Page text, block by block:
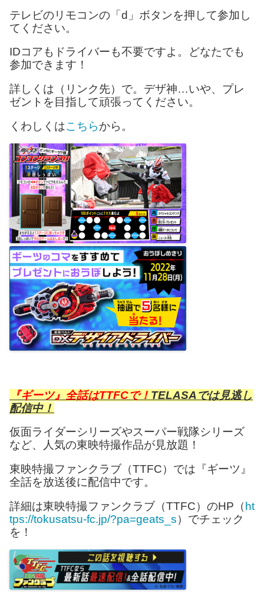
テレビのリモコンの「d」ボタンを押して参加し
てください。
IDコアもドライバーも不要ですよ。どなたでも
参加できます！
詳しくは（リンク先）で。デザ神…いや、プレ
ゼントを目指して頑張ってください。
くわしくはこちらから。
『ギーツ』全話はTTFCで！ TELASAでは見逃し
配信中！
仮面ライダーシリーズやスーパー戦隊シリーズ
など、人気の東映特撮作品が見放題！
東映特撮ファンクラブ（TTFC）では『ギーツ』
全話を放送後に配信中です。
詳細は東映特撮ファンクラブ（TTFC）のHP（ht
tps://tokusatsu-fc.jp/?pa=geats_s）でチェック
を！